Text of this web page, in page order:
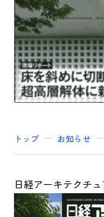
トップ お知らせ
日経アーキテクチュ